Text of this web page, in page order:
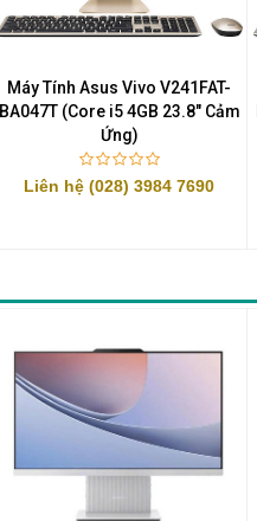
690
tốt
Máy Tính Asus Vivo V241FAT-
BA047T (Core i5 4GB 23.8" Cảm
Ứng)
Liên hệ (028) 3984 7690